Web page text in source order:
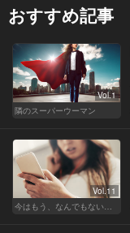
おすすめ記事
Vol.1
隣のスーパーウーマン
Vol.11
今はもう、なんでもないから